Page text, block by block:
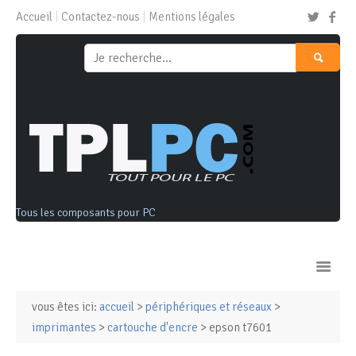
Accueil Contactez-nous Mentions légales
Tous les composants pour PC
Ordinateurs & Tablettes
vous êtes ici: accueil > périphériques et réseaux >
imprimantes > cartouche d'encre > epson t7601